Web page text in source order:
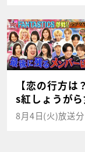
【恋の行方
s紅しょうが
8月4日(火)放送分